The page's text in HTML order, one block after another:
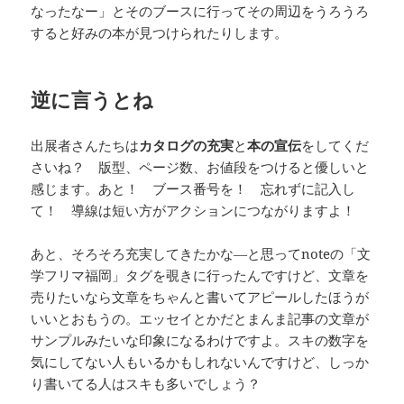
なったなー」とそのブースに行ってその周辺をうろうろ
すると好みの本が見つけられたりします。
逆に言うとね
出展者さんたちはカタログの充実と本の宣伝をしてくだ
さいね？ 版型、ページ数、お値段をつけると優しいと
感じます。あと！ ブース番号を！ 忘れずに記入し
て！ 導線は短い方がアクションにつながりますよ！
あと、そろそろ充実してきたかな―と思ってnoteの「文
学フリマ福岡」タグを覗きに行ったんですけど、文章を
売りたいなら文章をちゃんと書いてアピールしたほうが
いいとおもうの。エッセイとかだとまんま記事の文章が
サンプルみたいな印象になるわけですよ。スキの数字を
気にしてない人もいるかもしれないんですけど、しっか
り書いてる人はスキも多いでしょう？